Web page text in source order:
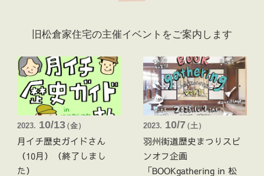
旧松倉家住宅の主催イベントをご案内します
2023. 10/13
（金 ）
月イチ歴史ガイドさん
（10月）（終了しまし
た）
2023. 10/7
（土 ）
羽州街道歴史まつりスピ
ンオフ企画
「BOOKgathering in 松